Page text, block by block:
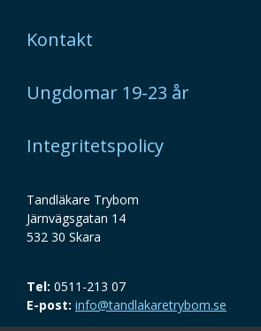
Kontakt
Ungdomar 19-23 år
Integritetspolicy
Tandläkare Trybom
Järnvägsgatan 14
532 30 Skara
Tel: 0511-213 07
E-post: info@tandlakaretrybom.se